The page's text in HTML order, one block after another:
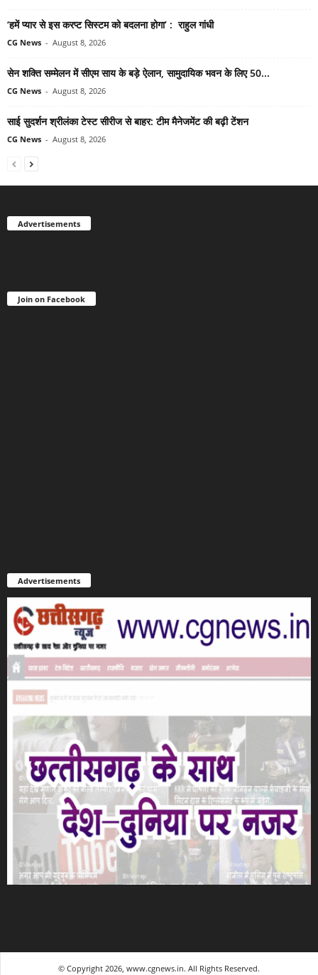
‘हमें प्यार से इस करप्ट सिस्टम को बदलना होगा’ : राहुल गांधी
CG News - August 8, 2026
सेन शक्ति सम्मेलन में सीएम साय के बड़े ऐलान, सामुदायिक भवन के लिए 50...
CG News - August 8, 2026
साई सुदर्शन श्रीलंका टेस्ट सीरीज से बाहर: टीम मैनेजमेंट की बढ़ी टेंशन
CG News - August 8, 2026
Advertisements
Join on Facebook
Advertisements
© Copyright 2026, www.cgnews.in. All Rights Reserved.